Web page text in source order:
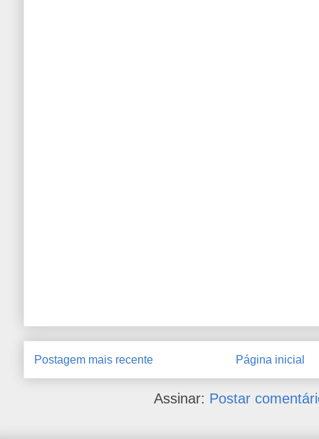
Postagem mais recente Página inicial
Assinar: Postar